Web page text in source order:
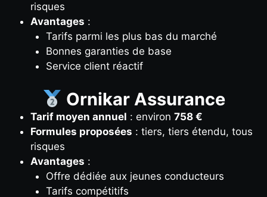
risques
Avantages :
Tarifs parmi les plus bas du marché
Bonnes garanties de base
Service client réactif
Ornikar Assurance
Tarif moyen annuel : environ 758 €
Formules proposées : tiers, tiers étendu, tous
risques
Avantages :
Offre dédiée aux jeunes conducteurs
Tarifs compétitifs